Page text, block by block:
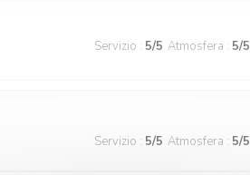
Servizio : 5/5 Atmosfera : 5/5
Servizio : 5/5 Atmosfera : 5/5